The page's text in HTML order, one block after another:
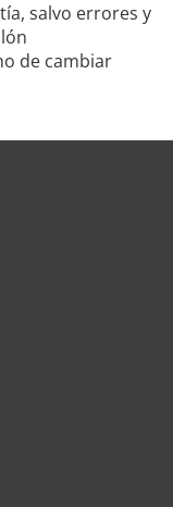
salvo errores y
de cambiar